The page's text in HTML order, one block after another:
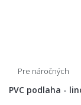
Pre náročných
PVC podlaha -